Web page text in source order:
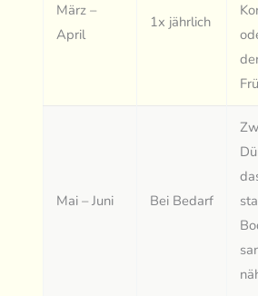
März –
April
1x jährlich
Mai – Juni Bei Bedarf